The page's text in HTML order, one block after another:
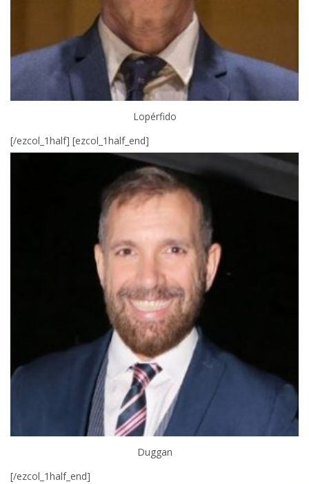
Lopérfido
[/ezcol_1half] [ezcol_1half_end]
Duggan
[/ezcol_1half_end]